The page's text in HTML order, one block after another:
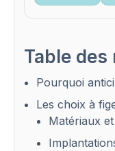
Table des
Pourquoi
Les choix à
Matériaux